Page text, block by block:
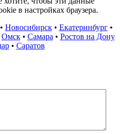
в настройках браузера.
Новосибирск• Екатеринбург•
Омск• Самара • Ростов на Дону
• Саратов